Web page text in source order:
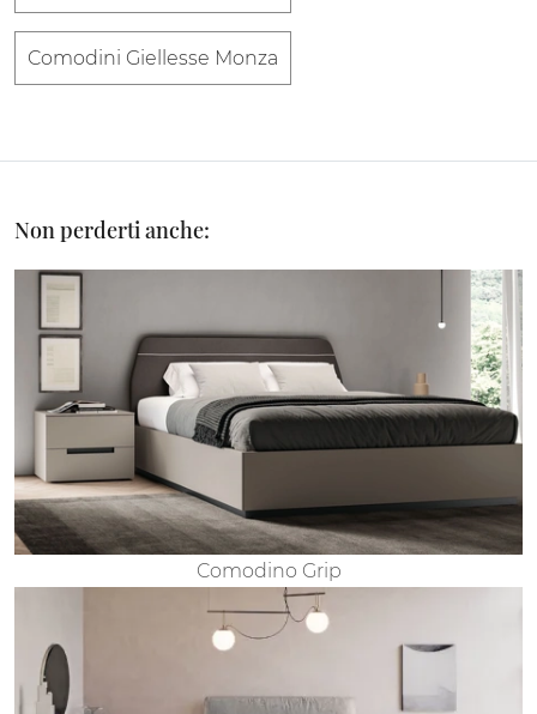
Comodini Giellesse Monza
Non perderti anche:
Comodino Grip